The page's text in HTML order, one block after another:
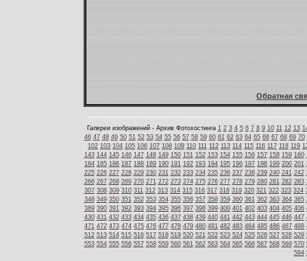
Обратная
Галереи изображений - Архив Фотохостинга 1 2 3 4 5 6 7 8 9 10 11 12 13
46 47 48 49 50 51 52 53 54 55 56 57 58 59 60 61 62 63 64 65 66 67 68 69 70
102 103 104 105 106 107 108 109 110 111 112 113 114 115 116 117 118 119
143 144 145 146 147 148 149 150 151 152 153 154 155 156 157 158 159 160
184 185 186 187 188 189 190 191 192 193 194 195 196 197 198 199 200 201
225 226 227 228 229 230 231 232 233 234 235 236 237 238 239 240 241 242
266 267 268 269 270 271 272 273 274 275 276 277 278 279 280 281 282 283
307 308 309 310 311 312 313 314 315 316 317 318 319 320 321 322 323 324
348 349 350 351 352 353 354 355 356 357 358 359 360 361 362 363 364 365
389 390 391 392 393 394 395 396 397 398 399 400 401 402 403 404 405 406
430 431 432 433 434 435 436 437 438 439 440 441 442 443 444 445 446 447
471 472 473 474 475 476 477 478 479 480 481 482 483 484 485 486 487 488
512 513 514 515 516 517 518 519 520 521 522 523 524 525 526 527 528 529
553 554 555 556 557 558 559 560 561 562 563 564 565 566 567 568 569 570
594